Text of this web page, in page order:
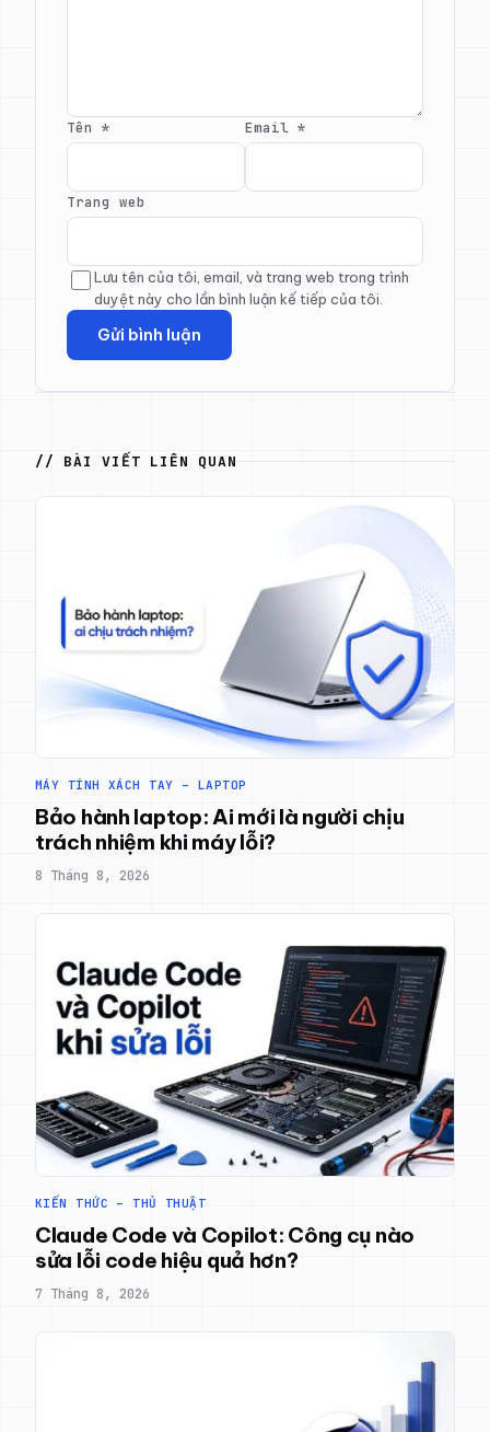
Tên * Email *
Trang web
Lưu tên của tôi, email, và trang web trong trình
duyệt này cho lần bình luận kế tiếp của tôi.
// BÀI VIẾT LIÊN QUAN
MÁY TÍNH XÁCH TAY – LAPTOP
Bảo hành laptop: Ai mới là người chịu
trách nhiệm khi máy lỗi?
8 Tháng 8, 2026
KIẾN THỨC – THỦ THUẬT
Claude Code và Copilot: Công cụ nào
sửa lỗi code hiệu quả hơn?
7 Tháng 8, 2026